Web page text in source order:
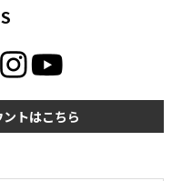
トはこちら